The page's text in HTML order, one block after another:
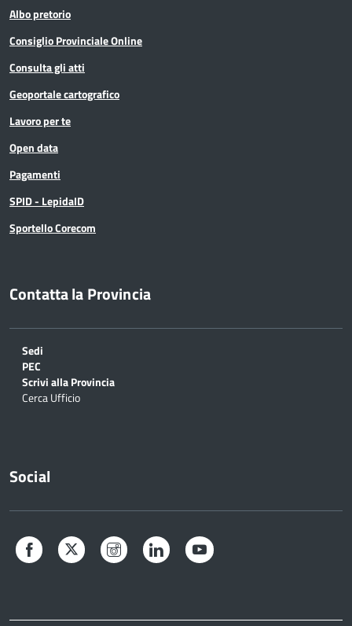
Albo pretorio
Consiglio Provinciale Online
Consulta gli atti
Geoportale cartografico
Lavoro per te
Open data
Pagamenti
SPID - LepidaID
Sportello Corecom
Contatta la Provincia
Sedi
PEC
Scrivi alla Provincia
Cerca Ufficio
Social
Facebook Twitter Instagram LinkedIn